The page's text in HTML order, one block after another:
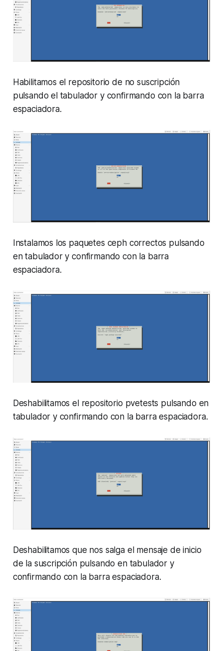
Habilitamos el repositorio de no suscripción
pulsando el tabulador y confirmando con la barra
espaciadora.
Instalamos los paquetes ceph correctos pulsando
en tabulador y confirmando con la barra
espaciadora.
Deshabilitamos el repositorio pvetests pulsando en
tabulador y confirmando con la barra espaciadora.
Deshabilitamos que nos salga el mensaje de inicio
de la suscripción pulsando en tabulador y
confirmando con la barra espaciadora.